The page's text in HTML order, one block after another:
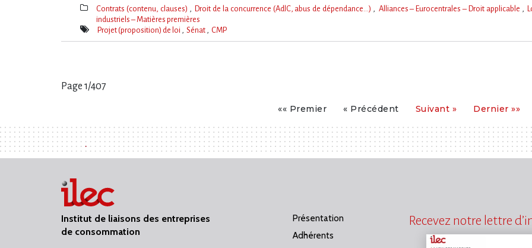
Thèmes(s)
Contrats (contenu, clauses) Droit de la concurrence (AdlC, abus de dépendance…) Alliances – Eurocentrales – Droit applicable
industriels – Matières premières
Mot(s)-
Projet (proposition) de loi Sénat CMP
Page 1/407
«« PremierPremier« PrécédentPrécédent
Suivant
Suivant » Dernier
Dernier »»
Institut de liaisons des entreprises
de consommation
Présentation
Adhérents
Recevez notre lettre